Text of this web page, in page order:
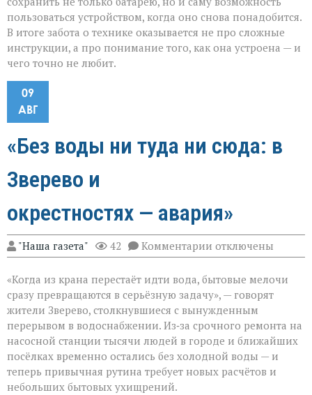
пользоваться устройством, когда оно снова понадобится.
В итоге забота о технике оказывается не про сложные
инструкции, а про понимание того, как она устроена — и
чего точно не любит.
09
АВГ
«Без воды ни туда ни сюда: в
Зверево и
окрестностях — авария»
"Наша газета" 42 Комментарии к
записи
воды
ни
туда
ни
сюда:
в
Зверево
и
окрестностях —
отключены
«Когда из крана перестаёт идти вода, бытовые мелочи
сразу превращаются в серьёзную задачу», — говорят
жители Зверево, столкнувшиеся с вынужденным
перерывом в водоснабжении. Из‑за срочного ремонта на
насосной станции тысячи людей в городе и ближайших
посёлках временно остались без холодной воды — и
теперь привычная рутина требует новых расчётов и
небольших бытовых ухищрений.